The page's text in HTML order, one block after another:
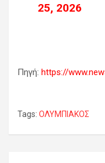
25, 2026
Πηγή: https://
Tags: ΟΛΥΜΠΙΑΚΟΣ